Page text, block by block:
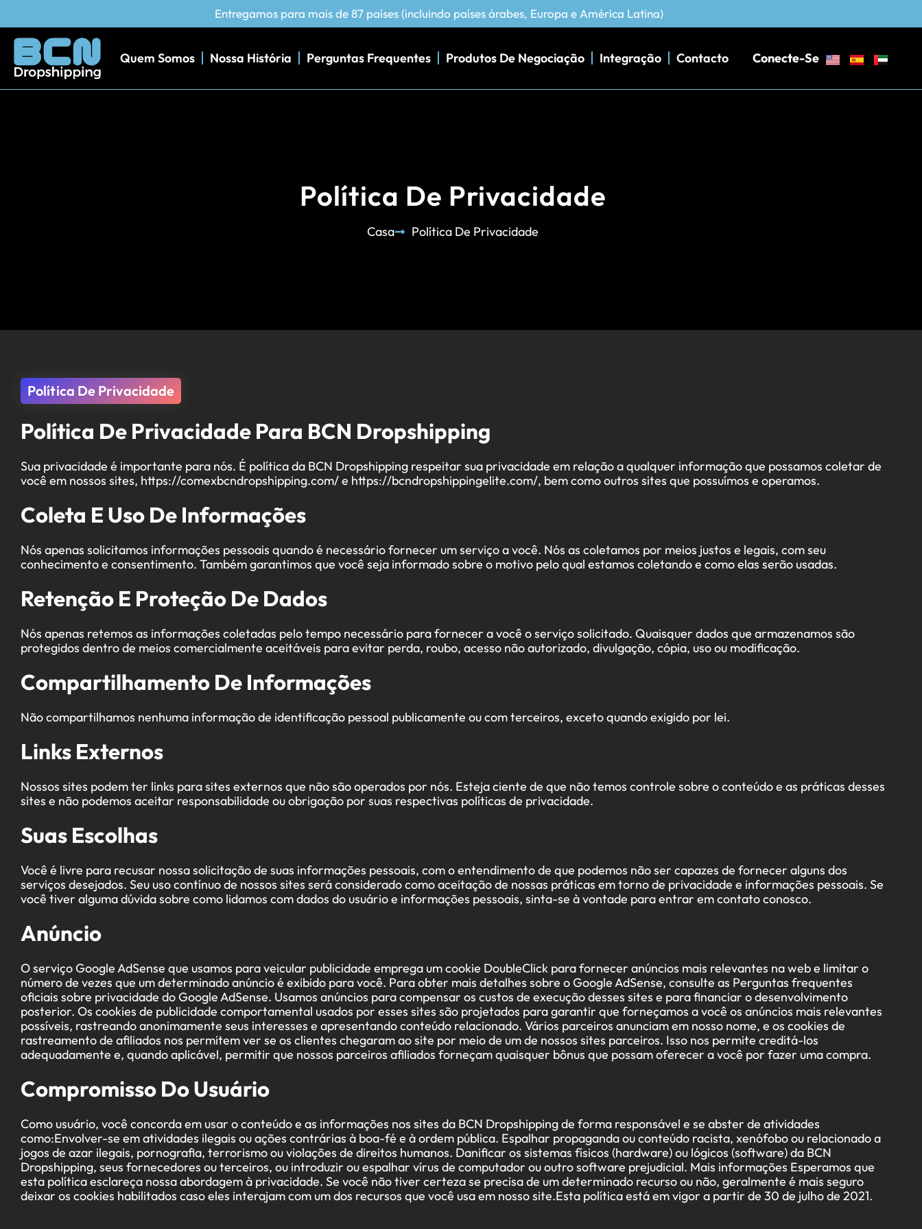
Entregamos para mais de 87 países (incluindo países árabes, Europa e América Latina)
Quem Somos Nossa História Perguntas Frequentes Produtos De Negociação Integração Contacto Conecte-Se
Política De Privacidade
Casa Política De Privacidade
Política De Privacidade
Política De Privacidade Para BCN Dropshipping
Sua privacidade é importante para nós. É política da BCN Dropshipping respeitar sua privacidade em relação a qualquer informação que possamos coletar de
você em nossos sites, https://comexbcndropshipping.com/ e https://bcndropshippingelite.com/, bem como outros sites que possuímos e operamos.
Coleta E Uso De Informações
Nós apenas solicitamos informações pessoais quando é necessário fornecer um serviço a você. Nós as coletamos por meios justos e legais, com seu
conhecimento e consentimento. Também garantimos que você seja informado sobre o motivo pelo qual estamos coletando e como elas serão usadas.
Retenção E Proteção De Dados
Nós apenas retemos as informações coletadas pelo tempo necessário para fornecer a você o serviço solicitado. Quaisquer dados que armazenamos são
protegidos dentro de meios comercialmente aceitáveis ​​para evitar perda, roubo, acesso não autorizado, divulgação, cópia, uso ou modificação.
Compartilhamento De Informações
Não compartilhamos nenhuma informação de identificação pessoal publicamente ou com terceiros, exceto quando exigido por lei.
Links Externos
Nossos sites podem ter links para sites externos que não são operados por nós. Esteja ciente de que não temos controle sobre o conteúdo e as práticas desses
sites e não podemos aceitar responsabilidade ou obrigação por suas respectivas políticas de privacidade.
Suas Escolhas
Você é livre para recusar nossa solicitação de suas informações pessoais, com o entendimento de que podemos não ser capazes de fornecer alguns dos
serviços desejados. Seu uso contínuo de nossos sites será considerado como aceitação de nossas práticas em torno de privacidade e informações pessoais. Se
você tiver alguma dúvida sobre como lidamos com dados do usuário e informações pessoais, sinta-se à vontade para entrar em contato conosco.
Anúncio
O serviço Google AdSense que usamos para veicular publicidade emprega um cookie DoubleClick para fornecer anúncios mais relevantes na web e limitar o
número de vezes que um determinado anúncio é exibido para você. Para obter mais detalhes sobre o Google AdSense, consulte as Perguntas frequentes
oficiais sobre privacidade do Google AdSense. Usamos anúncios para compensar os custos de execução desses sites e para financiar o desenvolvimento
posterior. Os cookies de publicidade comportamental usados ​​por esses sites são projetados para garantir que forneçamos a você os anúncios mais relevantes
possíveis, rastreando anonimamente seus interesses e apresentando conteúdo relacionado. Vários parceiros anunciam em nosso nome, e os cookies de
rastreamento de afiliados nos permitem ver se os clientes chegaram ao site por meio de um de nossos sites parceiros. Isso nos permite creditá-los
adequadamente e, quando aplicável, permitir que nossos parceiros afiliados forneçam quaisquer bônus que possam oferecer a você por fazer uma compra.
Compromisso Do Usuário
Como usuário, você concorda em usar o conteúdo e as informações nos sites da BCN Dropshipping de forma responsável e se abster de atividades
como:Envolver-se em atividades ilegais ou ações contrárias à boa-fé e à ordem pública. Espalhar propaganda ou conteúdo racista, xenófobo ou relacionado a
jogos de azar ilegais, pornografia, terrorismo ou violações de direitos humanos. Danificar os sistemas físicos (hardware) ou lógicos (software) da BCN
Dropshipping, seus fornecedores ou terceiros, ou introduzir ou espalhar vírus de computador ou outro software prejudicial. Mais informações Esperamos que
esta política esclareça nossa abordagem à privacidade. Se você não tiver certeza se precisa de um determinado recurso ou não, geralmente é mais seguro
deixar os cookies habilitados caso eles interajam com um dos recursos que você usa em nosso site.Esta política está em vigor a partir de 30 de julho de 2021.